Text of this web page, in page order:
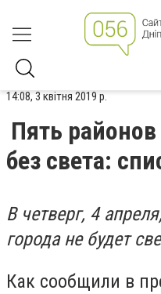
14:08, 3 квітня 2019 р.
Пять
без света:
В четверг, 4
города не будет
Как сообщили в